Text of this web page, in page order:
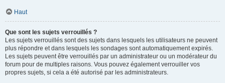
Haut
Que sont les sujets verrouillés ?
Les sujets verrouillés sont des sujets dans lesquels les utilisateurs ne peuvent
plus répondre et dans lesquels les sondages sont automatiquement expirés.
Les sujets peuvent être verrouillés par un administrateur ou un modérateur du
forum pour de multiples raisons. Vous pouvez également verrouiller vos
propres sujets, si cela a été autorisé par les administrateurs.